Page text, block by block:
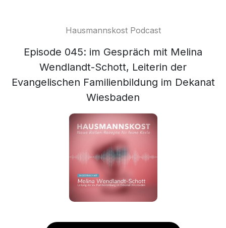
Hausmannskost Podcast
Episode 045: im Gespräch mit ‍Melina
Wendlandt-Schott, Leiterin der
Evangelischen Familienbildung im Dekanat
Wiesbaden